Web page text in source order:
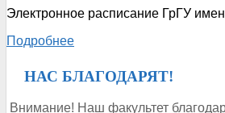
Электронное расписание ГрГУ
Подробнее
НАС БЛАГОДАРЯТ!
Внимание! Наш факультет